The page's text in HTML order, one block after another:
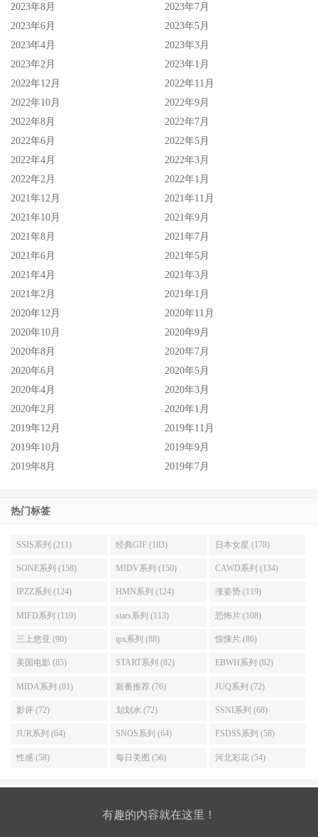
2023年8月
2023年7月
2023年6月
2023年5月
2023年4月
2023年3月
2023年2月
2023年1月
2022年12月
2022年11月
2022年10月
2022年9月
2022年8月
2022年7月
2022年6月
2022年5月
2022年4月
2022年3月
2022年2月
2022年1月
2021年12月
2021年11月
2021年10月
2021年9月
2021年8月
2021年7月
2021年6月
2021年5月
2021年4月
2021年3月
2021年2月
2021年1月
2020年12月
2020年11月
2020年10月
2020年9月
2020年8月
2020年7月
2020年6月
2020年5月
2020年4月
2020年3月
2020年2月
2020年1月
2019年12月
2019年11月
2019年10月
2019年9月
2019年8月
2019年7月
热门标签
SSIS系列 (211) 经典GIF (183) 日本女星 (178)
SONE系列 (158) MIDV系列 (150) CAWD系列 (134)
IPZZ系列 (124) HMN系列 (124) 涨姿势 (119)
MIFD系列 (119) stars系列 (113) 恐怖片 (108)
三上悠亚 (90) ipx系列 (88) 惊悚片 (86)
美国电影 (85) START系列 (82) EBWH系列 (82)
MIDA系列 (81) 新番推荐 (76) JUQ系列 (72)
影评 (72) 划划水 (72) SSNI系列 (68)
JUR系列 (64) SNOS系列 (64) FSDSS系列 (58)
性感 (58) 每日美图 (56) 河北彩花 (54)
有趣的内容就在这里！